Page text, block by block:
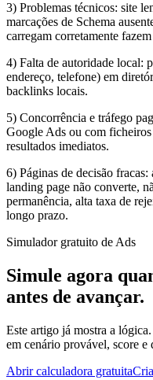
3) Problemas técnicos: site
marcações de Schema
carregam corretamente
4) Falta de autoridade local:
endereço, telefone) em
backlinks locais.
5) Concorrência e tráfego
Google Ads ou com
resultados imediatos.
6) Páginas de decisão fracas:
landing page não converte,
permanência, alta taxa de
longo prazo.
Simulador gratuito de Ads
Simule agora
antes de avançar.
Este artigo já mostra a
em cenário provável, score
Abrir calculadora gratuita